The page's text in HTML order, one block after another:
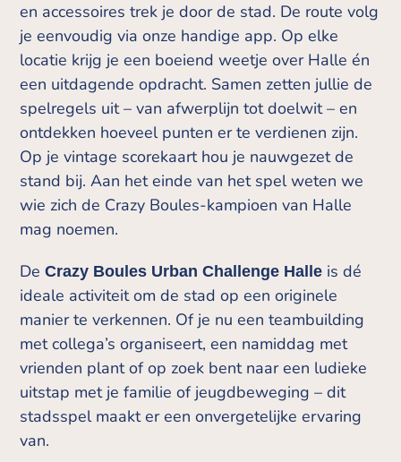
en accessoires trek je door de stad. De route volg
je eenvoudig via onze handige app. Op elke
locatie krijg je een boeiend weetje over Halle én
een uitdagende opdracht. Samen zetten jullie de
spelregels uit – van afwerplijn tot doelwit – en
ontdekken hoeveel punten er te verdienen zijn.
Op je vintage scorekaart hou je nauwgezet de
stand bij. Aan het einde van het spel weten we
wie zich de Crazy Boules-kampioen van Halle
mag noemen.
DeCrazy Boules Urban Challenge Halle is dé
ideale activiteit om de stad op een originele
manier te verkennen. Of je nu een teambuilding
met collega’s organiseert, een namiddag met
vrienden plant of op zoek bent naar een ludieke
uitstap met je familie of jeugdbeweging – dit
stadsspel maakt er een onvergetelijke ervaring
van.